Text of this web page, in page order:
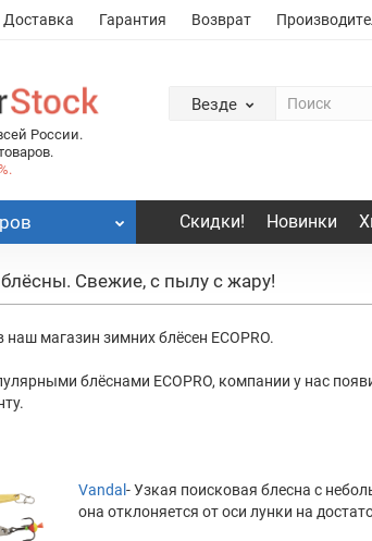
Доставка Гарантия Возврат
России.
Везде
Скидки! Новинки
Свежие, с пылу с жару!
магазин зимних блёсен ECOPRO.
блёснами ECOPRO, компании у нас
Vandal - Узкая поисковая блесна с
она отклоняется от оси лунки на